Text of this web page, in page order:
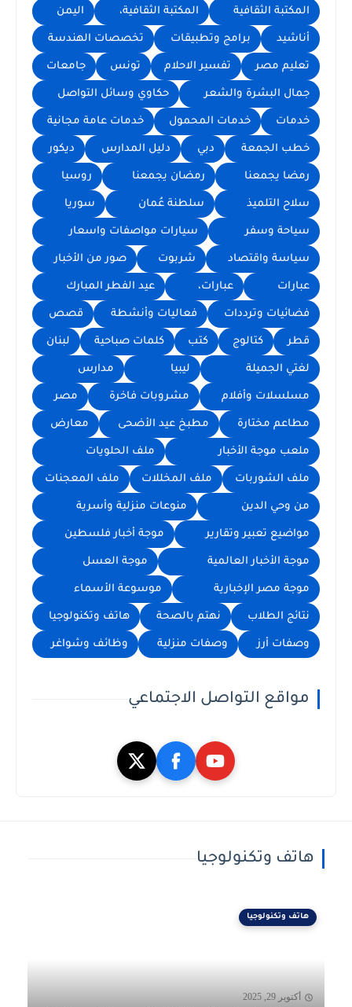
المكتبة الثقافية المكتبة الثقافية، اليمن
أناشيد برامج وتطبيقات تخصصات الهندسة
تعليم مصر تفسير الاحلام تونس جامعات
جمال البشرة والشعر حكاوي وسائل التواصل
خدمات خدمات المحمول خدمات عامة مجانية
خطب الجمعة دبي دليل المدارس ديكور
رمضا يجمعنا رمضان يجمعنا روسيا
سلاح التلميذ سلطنة عُمان سوريا
سياحة وسفر سيارات مواصفات واسعار
سياسة واقتصاد شربوت صور من الأخبار
عبارات عبارات، عيد الفطر المبارك
فضائيات وترددات فعاليات وأنشطة قصص
قطر كتالوج كتب كلمات صباحية لبنان
لغتي الجميلة ليبيا مدارس
مسلسلات وأفلام مشروبات فاخرة مصر
مطاعم مختارة مطبخ عيد الأضحى معارض
ملعب موجة الأخبار ملف الحلويات
ملف الشوربات ملف المخللات ملف المعجنات
من وحي الدين منوعات منزلية وأسرية
مواضيع تعبير وتقارير موجة أخبار فلسطين
موجة الأخبار العالمية موجة العسل
موجة مصر الإخبارية موسوعة الأسماء
نتائج الطلاب نهتم بالصحة هاتف وتكنولوجيا
وصفات أرز وصفات منزلية وظائف وشواغر
مواقع التواصل الاجتماعي
هاتف وتكنولوجيا
هاتف وتكنولوجيا
أكتوبر 29, 2025